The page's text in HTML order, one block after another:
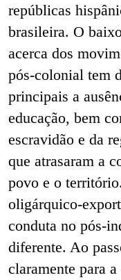
repúblicas
brasileira. O
acerca dos
pós-colonial tem
principais a
educação, bem
escravidão e da
que atrasaram a
povo e o
oligárquico-
conduta no pós-
diferente. Ao
claramente para